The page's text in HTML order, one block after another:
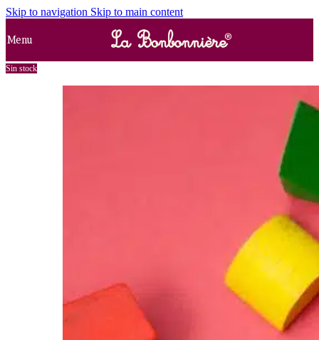
Skip to navigation Skip to main content
Menu
Sin stock